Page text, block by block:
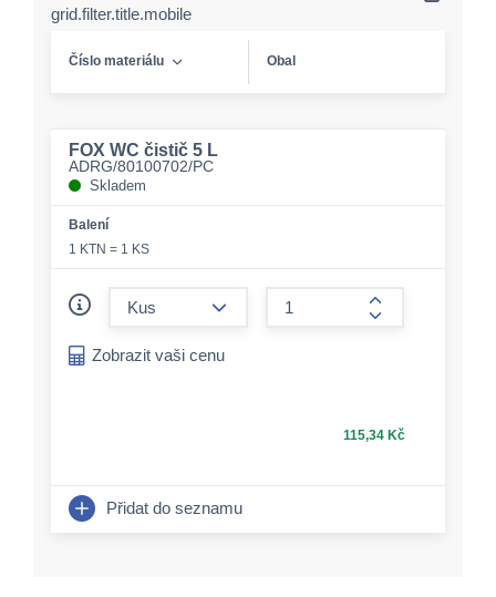
grid.filter.title.mobile
Číslo materiálu Obal
FOX WC čistič 5 L
ADRG/80100702/PC
Skladem
Balení
1 KTN = 1 KS
form.increase-
Zobrazit vaši cenu
115,34 Kč
Přidat do seznamu